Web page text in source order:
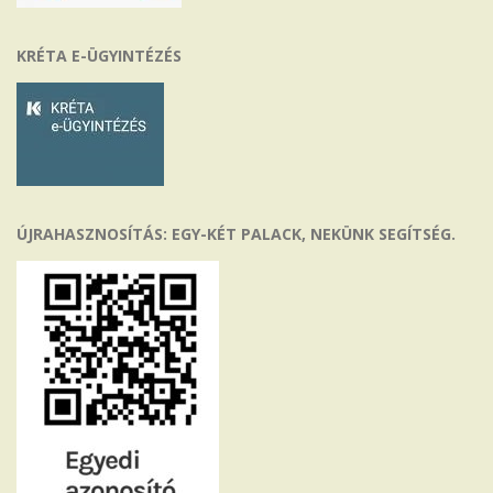
KRÉTA E-ÜGYINTÉZÉS
ÚJRAHASZNOSÍTÁS: EGY-KÉT PALACK, NEKÜNK SEGÍTSÉG.